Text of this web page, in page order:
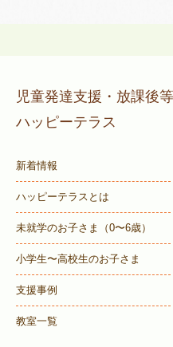
児童発達支援・放課後
ハッピーテラス
新着情報
ハッピーテラスとは
未就学のお子さま （0〜6歳）
小学生〜高校生のお子さま
支援事例
教室一覧